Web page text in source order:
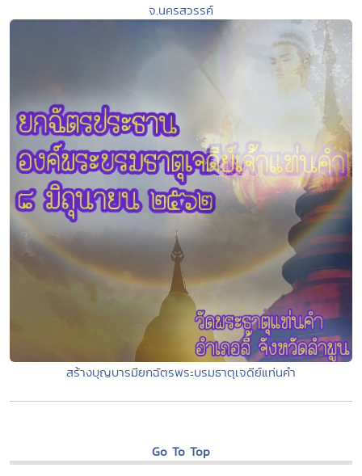
จ.นครสวรรค์
สร้างบุญบารมียกฉัตรพระบรมธาตุเจดีย์แท่นคำ
Go To Top